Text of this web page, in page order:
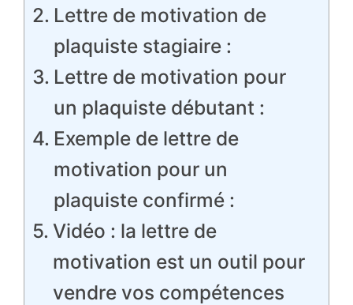
Lettre de motivation de
plaquiste stagiaire :
Lettre de motivation pour
un plaquiste débutant :
Exemple de lettre de
motivation pour un
plaquiste confirmé :
Vidéo : la lettre de
motivation est un outil pour
vendre vos compétences